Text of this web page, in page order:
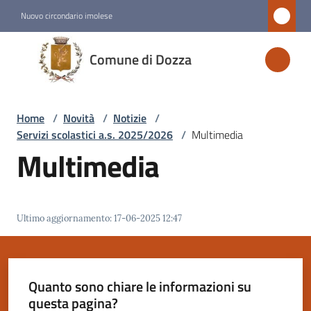
Nuovo circondario imolese
Comune di Dozza
Comune
di
Dozza
Servizi
Menu selezionato
Vivere
Home / Novità / Notizie /
Servizi scolastici a.s. 2025/2026 / Multimedia
Multimedia
Ultimo aggiornamento:17-06-2025 12:47
Quanto sono chiare le informazioni su
questa pagina?